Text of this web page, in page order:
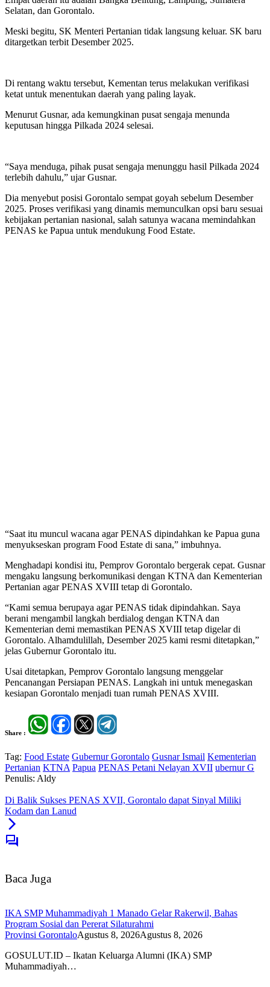
Selatan, dan Gorontalo.
Meski begitu, SK Menteri Pertanian tidak langsung keluar. SK baru
ditargetkan terbit Desember 2025.
Di rentang waktu tersebut, Kementan terus melakukan verifikasi
ketat untuk menentukan daerah yang paling layak.
Menurut Gusnar, ada kemungkinan pusat sengaja menunda
keputusan hingga Pilkada 2024 selesai.
“Saya menduga, pihak pusat sengaja menunggu hasil Pilkada 2024
terlebih dahulu,” ujar Gusnar.
Dia menyebut posisi Gorontalo sempat goyah sebelum Desember
2025. Proses verifikasi yang dinamis memunculkan opsi baru sesuai
kebijakan pertanian nasional, salah satunya wacana memindahkan
PENAS ke Papua untuk mendukung Food Estate.
“Saat itu muncul wacana agar PENAS dipindahkan ke Papua guna
menyukseskan program Food Estate di sana,” imbuhnya.
Menghadapi kondisi itu, Pemprov Gorontalo bergerak cepat. Gusnar
mengaku langsung berkomunikasi dengan KTNA dan Kementerian
Pertanian agar PENAS XVIII tetap di Gorontalo.
“Kami semua berupaya agar PENAS tidak dipindahkan. Saya
berani mengambil langkah berdialog dengan KTNA dan
Kementerian demi memastikan PENAS XVIII tetap digelar di
Gorontalo. Alhamdulillah, Desember 2025 kami resmi ditetapkan,”
jelas Gubernur Gorontalo itu.
Usai ditetapkan, Pemprov Gorontalo langsung menggelar
Pencanangan Persiapan PENAS. Langkah ini untuk menegaskan
kesiapan Gorontalo menjadi tuan rumah PENAS XVIII.
Share :
Tag: Food Estate Gubernur Gorontalo Gusnar Ismail Kementerian
Pertanian KTNA Papua PENAS Petani Nelayan XVII ubernur G
Penulis: Aldy
Di Balik Sukses PENAS XVII, Gorontalo dapat Sinyal Miliki
Kodam dan Lanud
Baca Juga
IKA SMP Muhammadiyah 1 Manado Gelar Rakerwil, Bahas
Program Sosial dan Pererat Silaturahmi
Provinsi GorontaloAgustus 8, 2026Agustus 8, 2026
GOSULUT.ID – Ikatan Keluarga Alumni (IKA) SMP
Muhammadiyah…